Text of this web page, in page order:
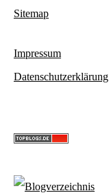
Sitemap
Impressum
Datenschutzerklärung